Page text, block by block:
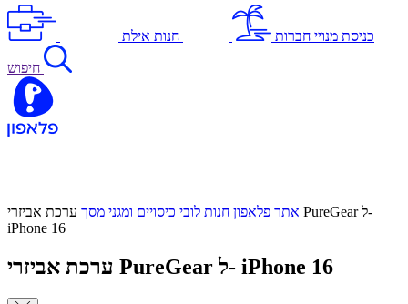
כניסת מנויי חברות חנות אילת
חיפוש
אתר פלאפון חנות לובי כיסויים ומגני מסך ערכת אביזרי PureGear ל-
iPhone 16
ערכת אביזרי PureGear ל- iPhone 16